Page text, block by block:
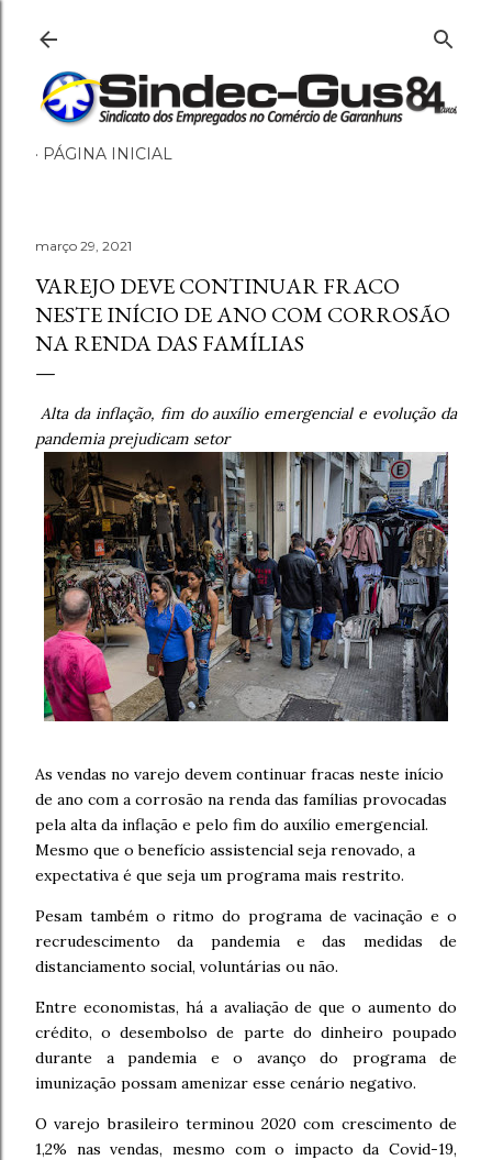
PÁGINA INICIAL
março 29, 2021
VAREJO DEVE CONTINUAR FRACO
NESTE INÍCIO DE ANO COM CORROSÃO
NA RENDA DAS FAMÍLIAS
Alta da inflação, fim do auxílio emergencial e evolução da
pandemia prejudicam setor
As vendas no varejo devem continuar fracas neste início
de ano com a corrosão na renda das famílias provocadas
pela alta da inflação e pelo fim do auxílio emergencial.
Mesmo que o benefício assistencial seja renovado, a
expectativa é que seja um programa mais restrito.
Pesam também o ritmo do programa de vacinação e o
recrudescimento da pandemia e das medidas de
distanciamento social, voluntárias ou não.
Entre economistas, há a avaliação de que o aumento do
crédito, o desembolso de parte do dinheiro poupado
durante a pandemia e o avanço do programa de
imunização possam amenizar esse cenário negativo.
O varejo brasileiro terminou 2020 com crescimento de
1,2% nas vendas, mesmo com o impacto da Covid-19,